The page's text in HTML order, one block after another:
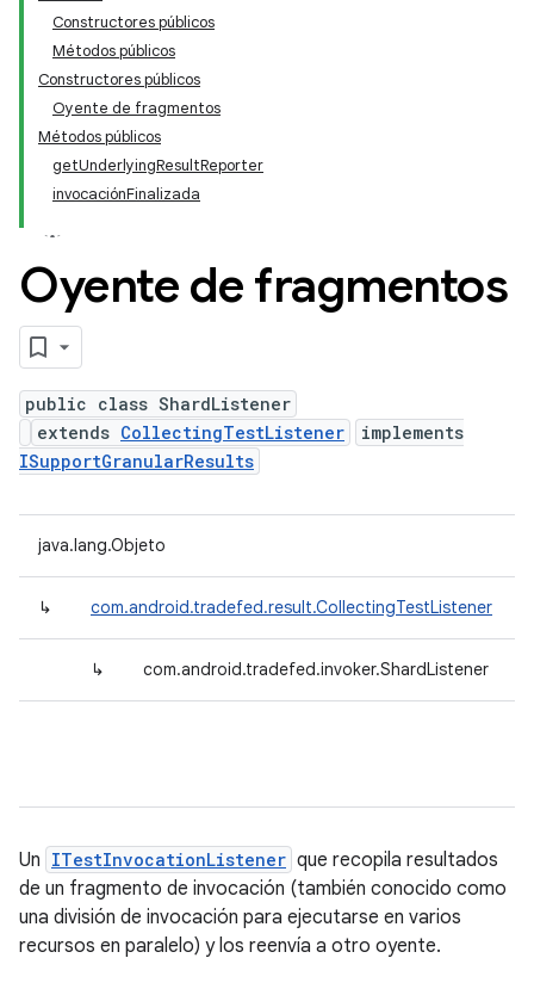
Constructores públicos
Métodos públicos
Constructores públicos
Oyente de fragmentos
Métodos públicos
getUnderlyingResultReporter
invocaciónFinalizada
Oyente de fragmentos
public class ShardListener
extends CollectingTestListener
implements
ISupportGranularResults
java.lang.Objeto
↳ com.android.tradefed.result.CollectingTestListener
↳ com.android.tradefed.invoker.ShardListener
Un ITestInvocationListener que recopila resultados
de un fragmento de invocación (también conocido como
una división de invocación para ejecutarse en varios
recursos en paralelo) y los reenvía a otro oyente.